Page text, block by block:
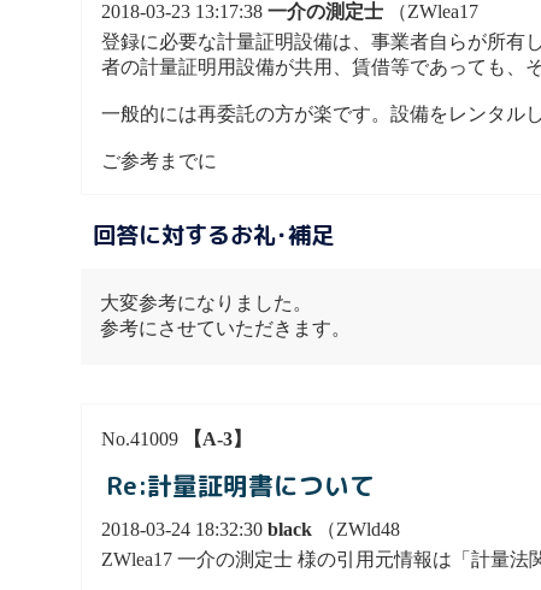
2018-03-23 13:17:38一介の測定士 （ZWlea17
登録に必要な計量証明設備は、事業者自らが所有
者の計量証明用設備が共用、賃借等であっても、
一般的には再委託の方が楽です。設備をレンタル
ご参考までに
回答に対するお礼･補足
大変参考になりました。
参考にさせていただきます。
No.41009 【A-3】
Re:計量証明書について
2018-03-24 18:32:30black （ZWld48
ZWlea17 一介の測定士 様の引用元情報は「計量法